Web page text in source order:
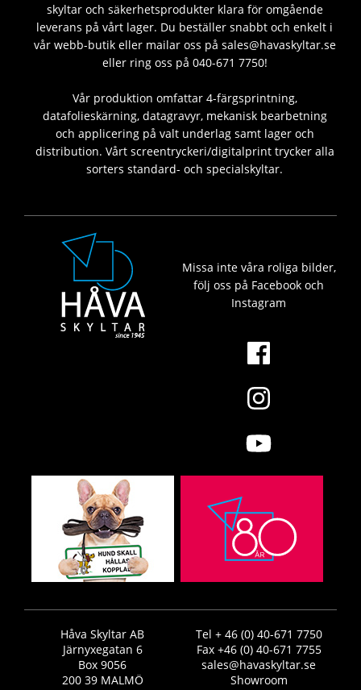
skyltar och säkerhetsprodukter klara för omgående
leverans på vårt lager. Du beställer snabbt och enkelt i
vår webb-butik eller mailar oss på sales@havaskyltar.se
eller ring oss på 040-671 7750!
Vår produktion omfattar 4-färgsprintning,
datafolieskärning, datagravyr, mekanisk bearbetning
och applicering på valt underlag samt lager och
distribution. Vårt screentryckeri/digitalprint trycker alla
sorters standard- och specialskyltar.
Missa inte våra roliga bilder,
följ oss på Facebook och
Instagram
Håva Skyltar AB
Järnyxegatan 6
Box 9056
200 39 MALMÖ
Tel + 46 (0) 40-671 7750
Fax +46 (0) 40-671 7755
sales@havaskyltar.se
Showroom